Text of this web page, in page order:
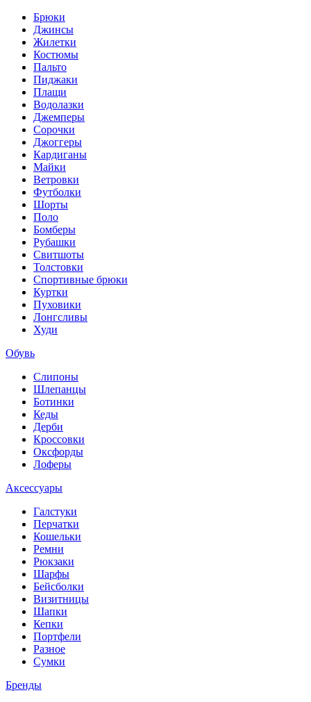
Брюки
Джинсы
Жилетки
Костюмы
Пальто
Пиджаки
Плащи
Водолазки
Джемперы
Сорочки
Джоггеры
Кардиганы
Майки
Ветровки
Футболки
Шорты
Поло
Бомберы
Рубашки
Свитшоты
Толстовки
Спортивные брюки
Куртки
Пуховики
Лонгсливы
Худи
Обувь
Слипоны
Шлепанцы
Ботинки
Кеды
Дерби
Кроссовки
Оксфорды
Лоферы
Аксессуары
Галстуки
Перчатки
Кошельки
Ремни
Рюкзаки
Шарфы
Бейсболки
Визитницы
Шапки
Кепки
Портфели
Разное
Сумки
Бренды